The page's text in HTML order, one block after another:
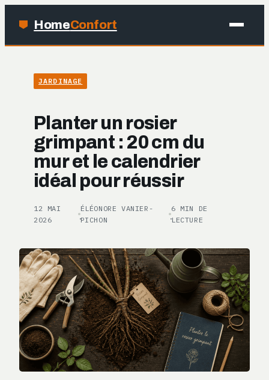
HomeConfort
JARDINAGE
DÉCO
JARDINAGE
Planter un rosier
grimpant : 20 cm du
mur et le calendrier
idéal pour réussir
12 MAI
2026
·
ÉLÉONORE VANIER-
PICHON
·
6 MIN DE
LECTURE